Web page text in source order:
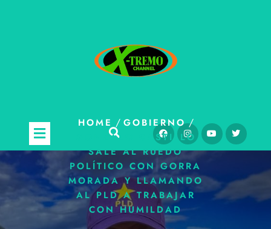
HOME / GOBIERNO/
GONZALO CASTILLO
SALE AL RUEDO
POLÍTICO CON GORRA
MORADA Y LLAMANDO
AL PLD A TRABAJAR
CON HUMILDAD